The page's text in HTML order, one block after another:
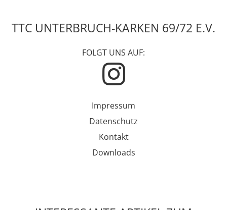
TTC UNTERBRUCH-KARKEN 69/72 E.V.
FOLGT UNS AUF:
Impressum
Datenschutz
Kontakt
Downloads